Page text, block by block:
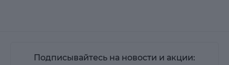
Подписывайтесь на новости и акции: